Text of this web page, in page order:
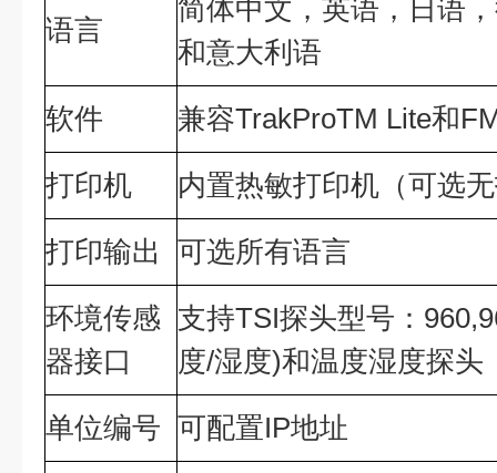
语言
简体中文，英语，日语
和意大利语
软件
兼容TrakProTM Lite和
打印机
内置热敏打印机（可选
打印输出
可选所有语言
环境传感
器接口
支持TSI探头型号：
度/湿度)和温度湿度探头
单位编号 可配置IP地址